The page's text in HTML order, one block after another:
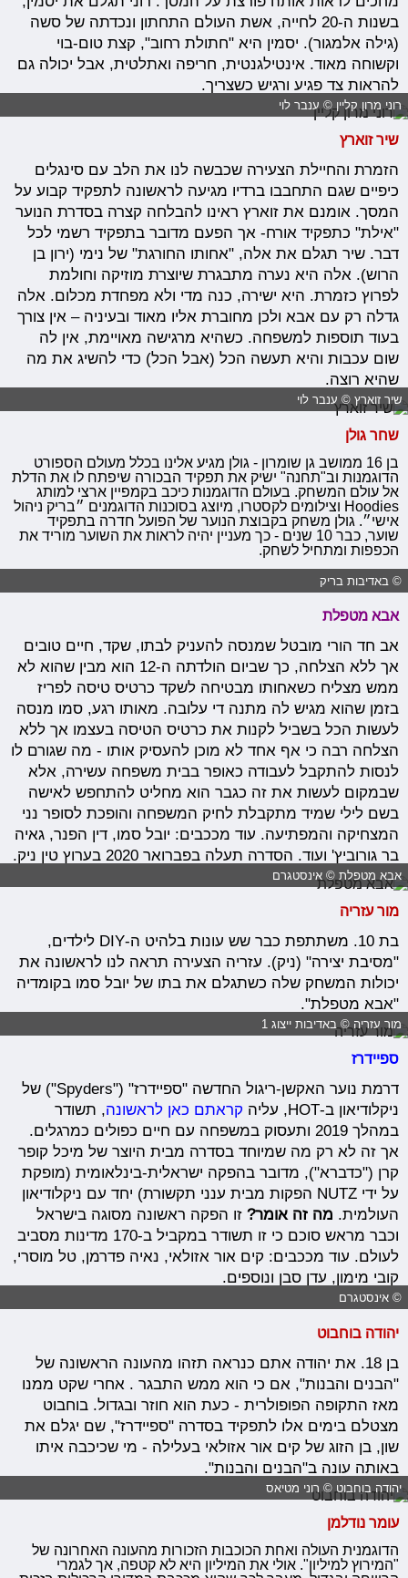
בשנות ה-20 לחייה, אשת העולם התחתון ונכדתה של סשה
(גילה אלמגור). יסמין היא "חתולת רחוב", קצת טום-בוי
וקשוחה מאוד. אינטילגנטית, חריפה ואתלטית, אבל יכולה גם
להראות צד פגיע ורגיש כשצריך.
רוני מרון קליין © ענבר לוי
שיר זוארץ
הזמרת והחיילת הצעירה שכבשה לנו את הלב עם סינגלים
כיפיים שגם התחבבו ברדיו מגיעה לראשונה לתפקיד קבוע על
המסך. אומנם את זוארץ ראינו להבלחה קצרה בסדרת הנוער
"אילת" כתפקיד אורח- אך הפעם מדובר בתפקיד רשמי לכל
דבר. שיר תגלם את אלה, "אחותו החורגת" של נימי (ירון בן
הרוש). אלה היא נערה מתבגרת שיוצרת מוזיקה וחולמת
לפרוץ כזמרת. היא ישירה, כנה מדי ולא מפחדת מכלום. אלה
גדלה רק עם אבא ולכן מחוברת אליו מאוד ובעיניה – אין צורך
בעוד תוספות למשפחה. כשהיא מרגישה מאויימת, אין לה
שום עכבות והיא תעשה הכל (אבל הכל) כדי להשיג את מה
שהיא רוצה.
שיר זוארץ © ענבר לוי
שחר גולן
בן 16 ממושב גן שומרון - גולן מגיע אלינו בכלל מעולם הספורט
הדוגמנות וב"תחנה" ישיק את תפקיד הבכורה שיפתח לו את הדלת
אל עולם המשחק. בעולם הדוגמנות כיכב בקמפיין ארצי למותג
Hoodies וצילומים לקסטרו, מיוצג בסוכנות הדוגמנים ״בריק ניהול
אישי״. גולן משחק בקבוצת הנוער של הפועל חדרה בתפקיד
שוער, כבר 10 שנים - כך מעניין יהיה לראות את השוער מוריד את
הכפפות ומתחיל לשחק.
© באדיבות בריק
אבא מטפלת
אב חד הורי מובטל שמנסה להעניק לבתו, שקד, חיים טובים
אך ללא הצלחה, כך שביום הולדתה ה-12 הוא מבין שהוא לא
ממש מצליח כשאחותו מבטיחה לשקד כרטיס טיסה לפריז
בזמן שהוא מגיש לה מתנה די עלובה. מאותו רגע, סמו מנסה
לעשות הכל בשביל לקנות את כרטיס הטיסה בעצמו אך ללא
הצלחה רבה כי אף אחד לא מוכן להעסיק אותו - מה שגורם לו
לנסות להתקבל לעבודה כאופר בבית משפחה עשירה, אלא
שבמקום לעשות את זה כגבר הוא מחליט להתחפש לאישה
בשם לילי שמיד מתקבלת לחיק המשפחה והופכת לסופר נני
המצחיקה והמפתיעה. עוד מככבים: יובל סמו, דין הפנר, גאיה
בר גורוביץ' ועוד. הסדרה תעלה בפברואר 2020 בערוץ טין ניק.
אבא מטפלת © אינסטגרם
מור עזריה
בת 10. משתתפת כבר שש עונות בלהיט ה-DIY לילדים,
"מסיבת יצירה" (ניק). עזריה הצעירה תראה לנו לראשונה את
יכולות המשחק שלה כשתגלם את בתו של יובל סמו בקומדיה
"אבא מטפלת".
מור עזריה © באדיבות ייצוג 1
ספיידרז
דרמת נוער האקשן-ריגול החדשה "ספיידרז" ("Spyders") של
ניקלודיאון ב-HOT, עליה
קראתם כאן לראשונה, תשודר
במהלך 2019 ותעסוק במשפחה עם חיים כפולים כמרגלים.
אך זה לא רק מה שמיוחד בסדרה מבית היוצר של מיכל קופר
קרן ("כדברא"), מדובר בהפקה ישראלית-בינלאומית (מופקת
על ידיNUTZ הפקות מבית ענני תקשורת) יחד עם ניקלודיאון
העולמית. מה זה אומר? זו הפקה ראשונה מסוגה בישראל
וכבר מראש סוכם כי זו תשודר במקביל ב-170 מדינות מסביב
לעולם. עוד מככבים: קים אור אזולאי, נאיה פדרמן, טל מוסרי,
קובי מימון, עדן סבן ונוספים.
© אינסטגרם
יהודה בוחבוט
בן 18. את יהודה אתם כנראה תזהו מהעונה הראשונה של
"הבנים והבנות", אם כי הוא ממש התבגר . אחרי שקט ממנו
מאז התקופה הפופולרית - כעת הוא חוזר ובגדול. בוחבוט
מצטלם בימים אלו לתפקיד בסדרה "ספיידרז", שם יגלם את
שון, בן הזוג של קים אור אזולאי בעלילה - מי שכיכבה איתו
באותה עונה ב"הבנים והבנות".
יהודה בוחבוט © רוני מטיאס
עומר נודלמן
הדוגמנית העולה ואחת הכוכבות הזכורות מהעונה האחרונה של
"המירוץ למיליון". אולי את המיליון היא לא קטפה, אך לגמרי